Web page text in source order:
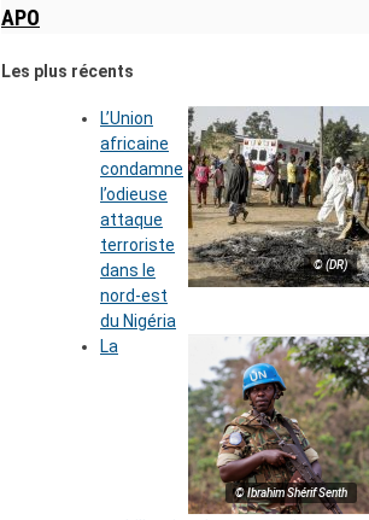
APO
Les plus récents
© (DR)
L’Union
africaine
condamne
l’odieuse
attaque
terroriste
dans le
nord-est
du Nigéria
© Ibrahim Shérif Senth
La